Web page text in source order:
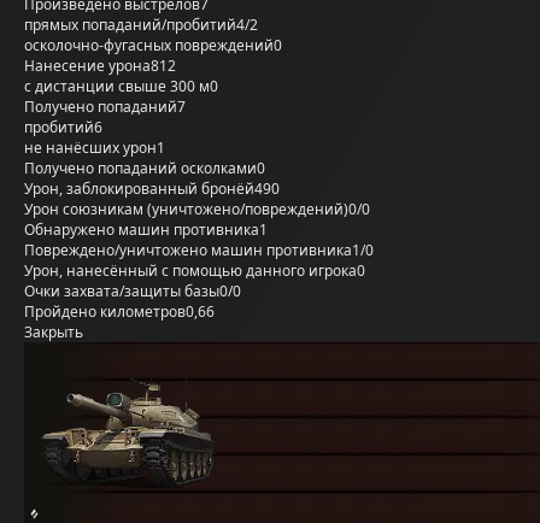
Произведено выстрелов7
прямых попаданий/пробитий4/2
осколочно-фугасных повреждений0
Нанесение урона812
с дистанции свыше 300 м0
Получено попаданий7
пробитий6
не нанёсших урон1
Получено попаданий осколками0
Урон, заблокированный бронёй490
Урон союзникам (уничтожено/повреждений)0/0
Обнаружено машин противника1
Повреждено/уничтожено машин противника1/0
Урон, нанесённый с помощью данного игрока0
Очки захвата/защиты базы0/0
Пройдено километров0,66
Закрыть